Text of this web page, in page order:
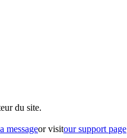
du site.
messageor visitour support page